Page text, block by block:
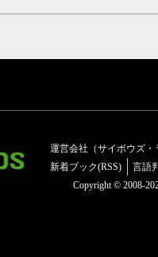
運営会社（サイボウズ・
新着ブック(RSS)
言語
Copyright © 2008-